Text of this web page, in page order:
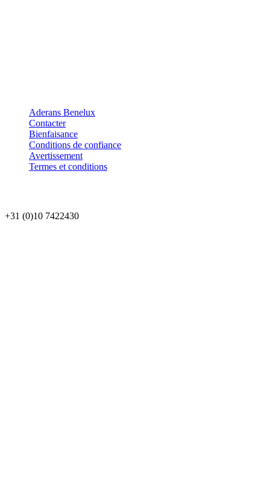
Aderans Benelux
Contacter
Bienfaisance
Conditions de confiance
Avertissement
Termes et conditions
+31 (0)10 7422430